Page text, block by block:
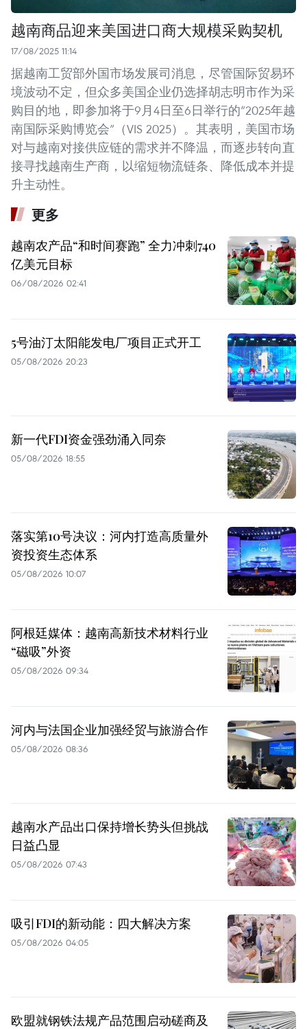
越南商品迎来美国进口商大规模采购契机
17/08/2025 11:14
据越南工贸部外国市场发展司消息，尽管国际贸易环
境波动不定，但众多美国企业仍选择胡志明市作为采
购目的地，即参加将于9月4日至6日举行的“2025年越
南国际采购博览会”（VIS 2025）。其表明，美国市场
对与越南对接供应链的需求并不降温，而逐步转向直
接寻找越南生产商，以缩短物流链条、降低成本并提
升主动性。
更多
越南农产品“和时间赛跑” 全力冲刺740
亿美元目标
06/08/2026 02:41
5号油汀太阳能发电厂项目正式开工
05/08/2026 20:23
新一代FDI资金强劲涌入同奈
05/08/2026 18:55
落实第10号决议：河内打造高质量外
资投资生态体系
05/08/2026 10:07
阿根廷媒体：越南高新技术材料行业
“磁吸”外资
05/08/2026 09:34
河内与法国企业加强经贸与旅游合作
05/08/2026 08:36
越南水产品出口保持增长势头但挑战
日益凸显
05/08/2026 07:43
吸引FDI的新动能：四大解决方案
05/08/2026 04:05
欧盟就钢铁法规产品范围启动磋商及